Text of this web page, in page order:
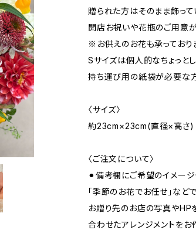
贈られた方はそのまま飾っ
開店お祝いや花瓶のご用意
※お供えのお花も承っており
Sサイズは個人的なちょっ
持ち運び用の紙袋が必要な
〈サイズ〉
約23cm×23cm(直径×高さ)
〈ご注文について〉
⚫︎備考欄にご希望のイメー
「季節のお花でお任せ」など
お贈り先のお店の写真や
合わせたアレンジメントをお